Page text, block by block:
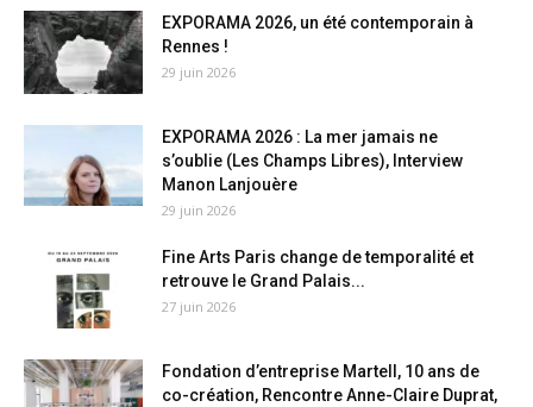
EXPORAMA 2026, un été contemporain à
Rennes !
29 juin 2026
EXPORAMA 2026 : La mer jamais ne
s’oublie (Les Champs Libres), Interview
Manon Lanjouère
29 juin 2026
Fine Arts Paris change de temporalité et
retrouve le Grand Palais...
27 juin 2026
Fondation d’entreprise Martell, 10 ans de
co-création, Rencontre Anne-Claire Duprat,